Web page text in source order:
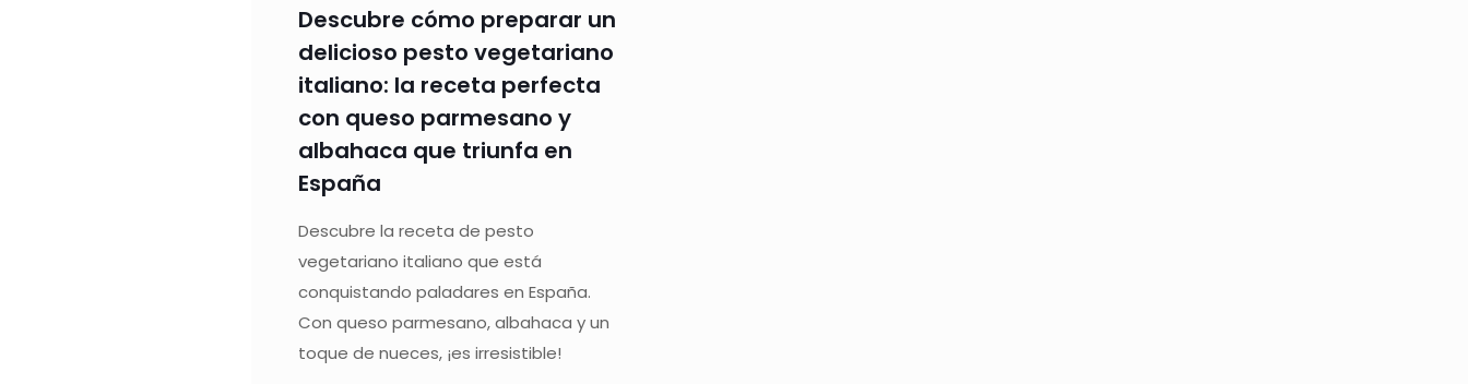
Descubre cómo preparar un
delicioso pesto vegetariano
italiano: la receta perfecta
con queso parmesano y
albahaca que triunfa en
España
Descubre la receta de pesto
vegetariano italiano que está
conquistando paladares en España.
Con queso parmesano, albahaca y un
toque de nueces, ¡es irresistible!